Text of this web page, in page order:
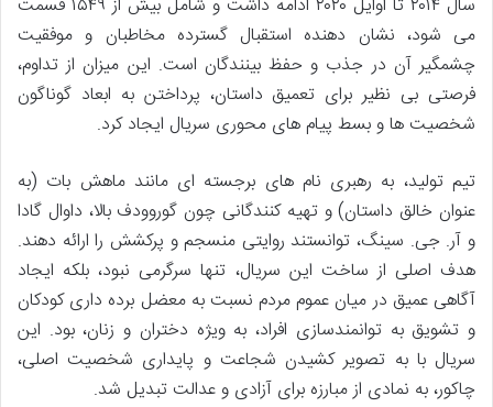
سال ۲۰۱۴ تا اوایل ۲۰۲۰ ادامه داشت و شامل بیش از ۱۵۴۹ قسمت
می شود، نشان دهنده استقبال گسترده مخاطبان و موفقیت
چشمگیر آن در جذب و حفظ بینندگان است. این میزان از تداوم،
فرصتی بی نظیر برای تعمیق داستان، پرداختن به ابعاد گوناگون
شخصیت ها و بسط پیام های محوری سریال ایجاد کرد.
تیم تولید، به رهبری نام های برجسته ای مانند ماهش بات (به
عنوان خالق داستان) و تهیه کنندگانی چون گوروودف بالا، داوال گادا
و آر. جی. سینگ، توانستند روایتی منسجم و پرکشش را ارائه دهند.
هدف اصلی از ساخت این سریال، تنها سرگرمی نبود، بلکه ایجاد
آگاهی عمیق در میان عموم مردم نسبت به معضل برده داری کودکان
و تشویق به توانمندسازی افراد، به ویژه دختران و زنان، بود. این
سریال با به تصویر کشیدن شجاعت و پایداری شخصیت اصلی،
چاکور، به نمادی از مبارزه برای آزادی و عدالت تبدیل شد.